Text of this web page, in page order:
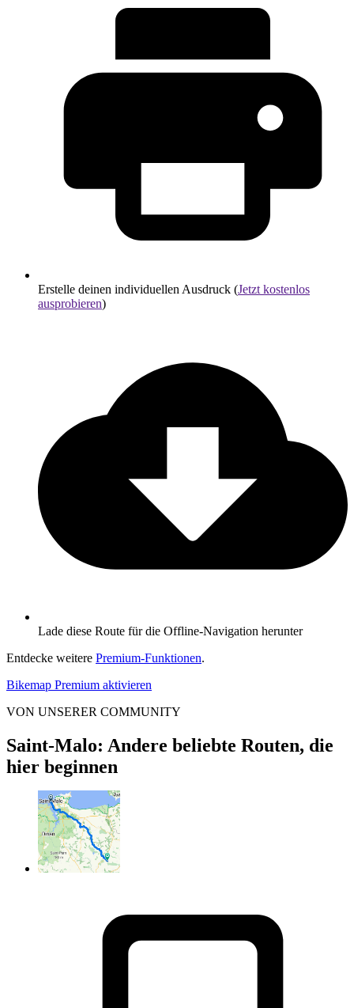
Erstelle deinen individuellen Ausdruck (Jetzt kostenlos
ausprobieren)
Lade diese Route für die Offline-Navigation herunter
Entdecke weitere Premium-Funktionen.
Bikemap Premium aktivieren
VON UNSERER COMMUNITY
Saint-Malo: Andere beliebte Routen, die
hier beginnen